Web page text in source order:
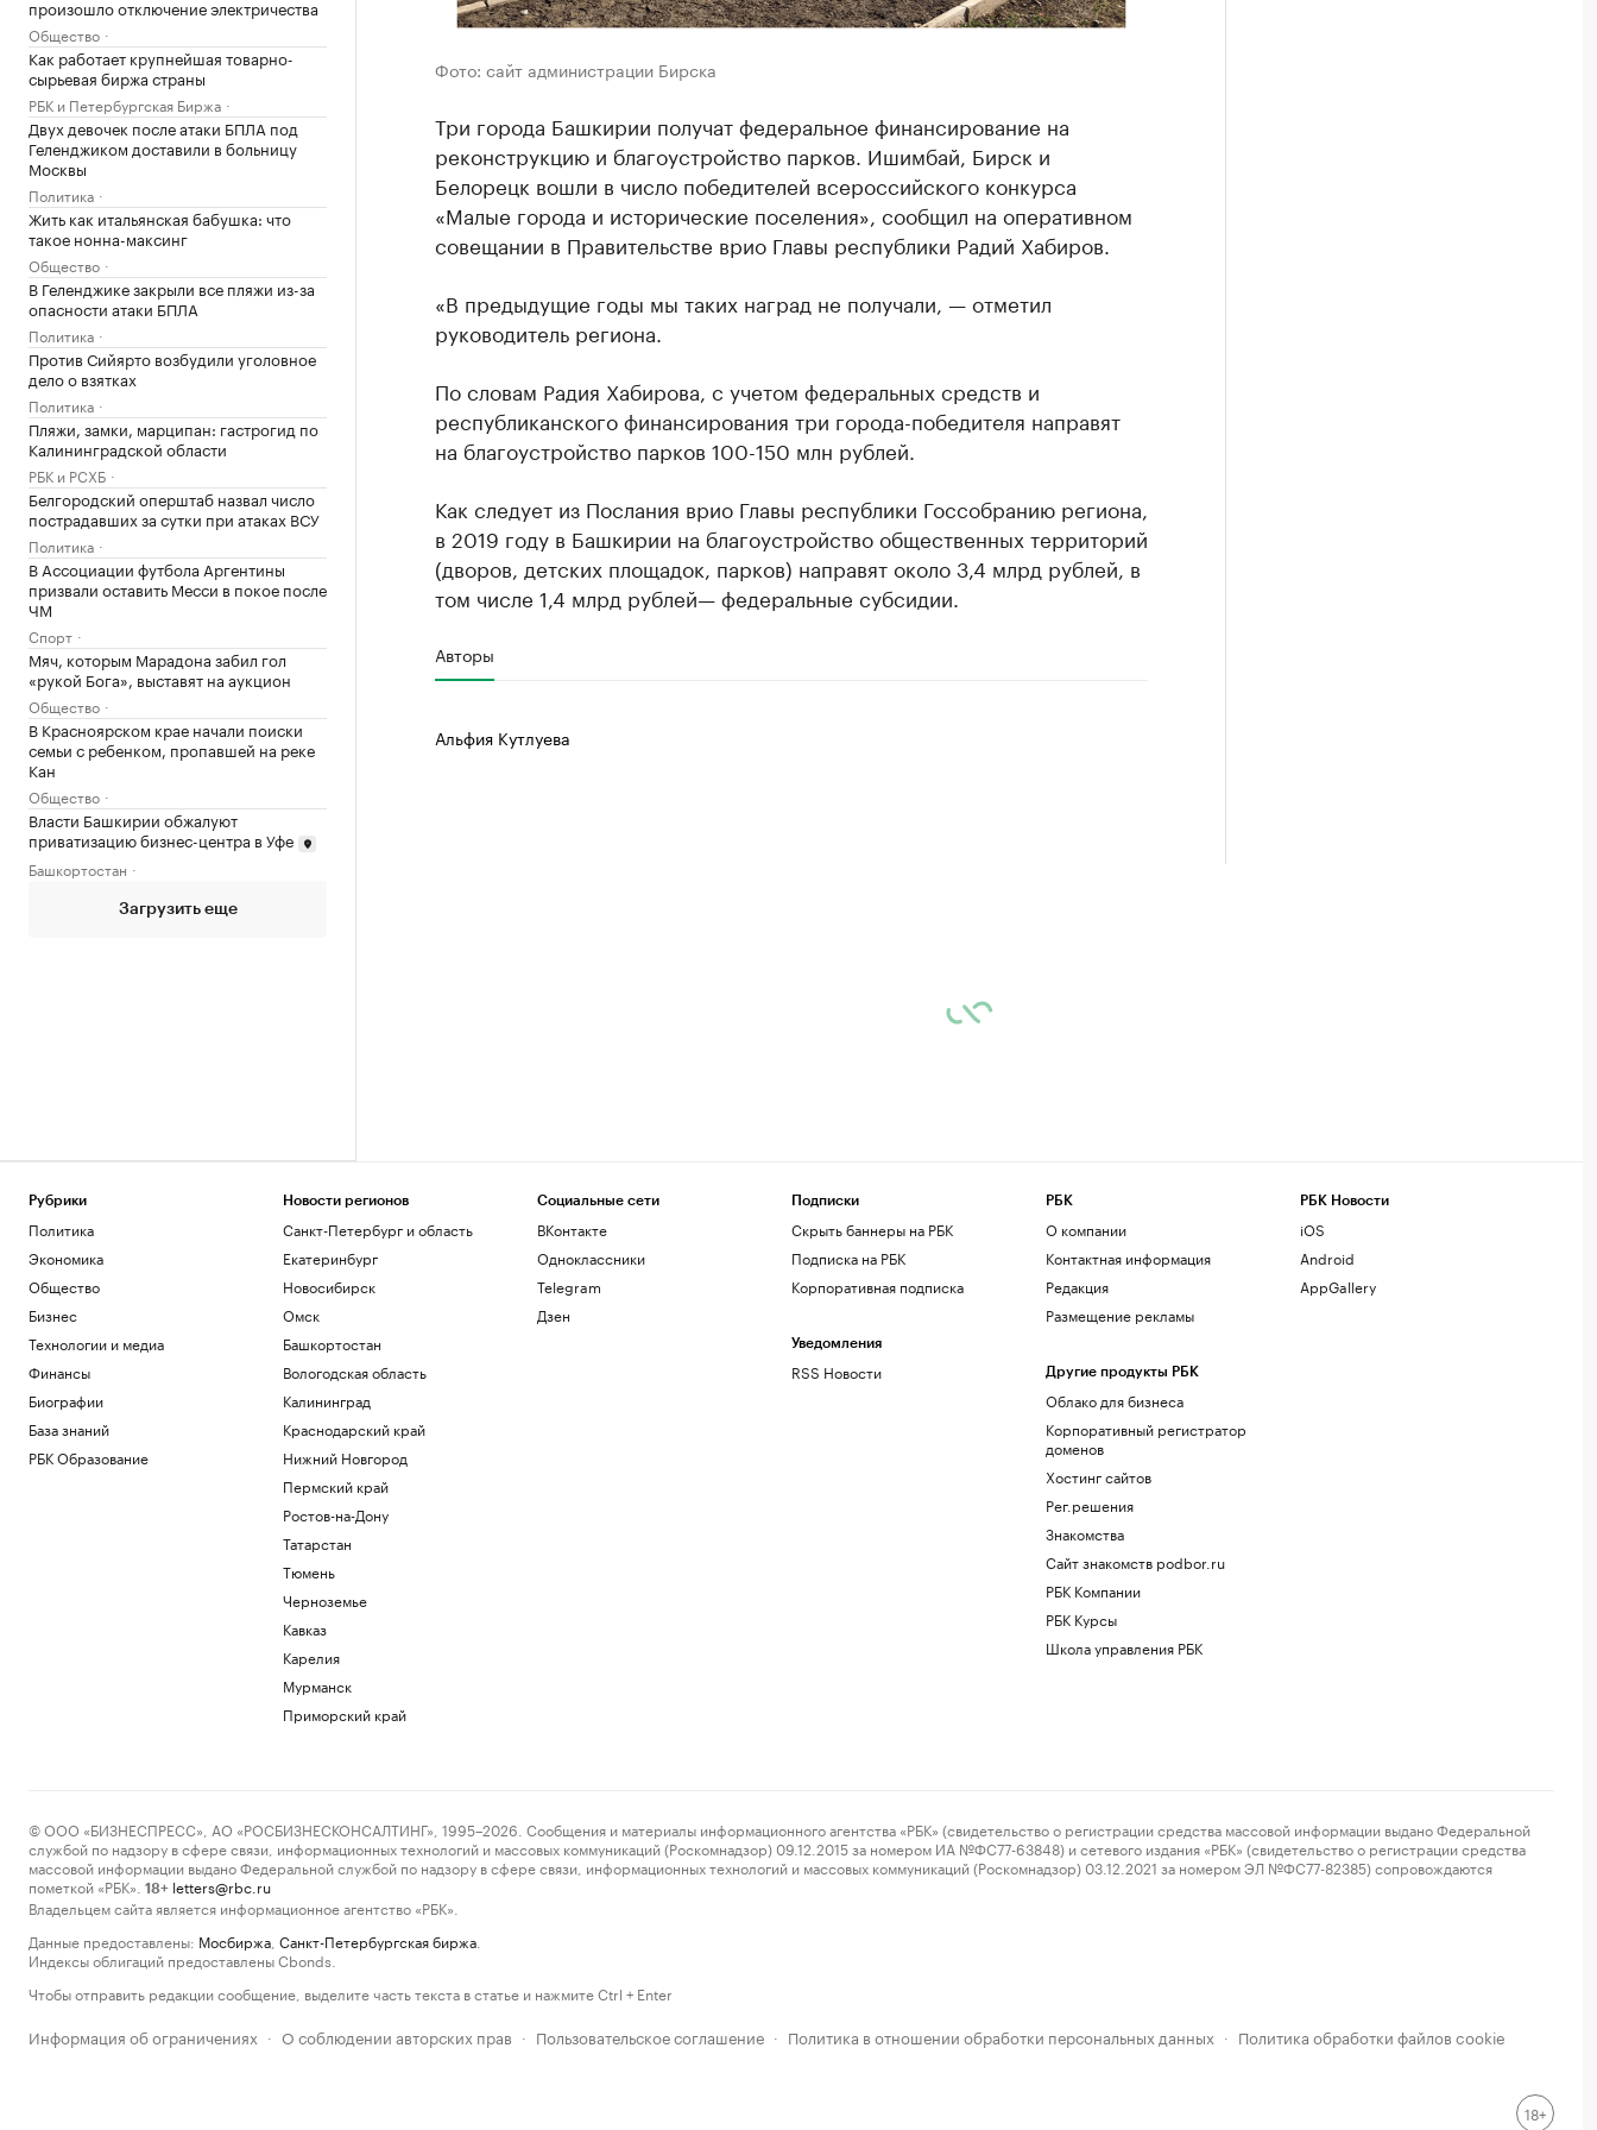
произошло отключение электричества
Общество
Как работает крупнейшая товарно-
сырьевая биржа страны
РБК и Петербургская Биржа
Двух девочек после атаки БПЛА под
Геленджиком доставили в больницу
Москвы
Политика
Жить как итальянская бабушка: что
такое нонна-максинг
Общество
В Геленджике закрыли все пляжи из-за
опасности атаки БПЛА
Политика
Против Сийярто возбудили уголовное
дело о взятках
Политика
Пляжи, замки, марципан: гастрогид по
Калининградской области
РБК и РСХБ
Белгородский оперштаб назвал число
пострадавших за сутки при атаках ВСУ
Политика
В Ассоциации футбола Аргентины
призвали оставить Месси в покое после
ЧМ
Спорт
Мяч, которым Марадона забил гол
«рукой Бога», выставят на аукцион
Общество
В Красноярском крае начали поиски
семьи с ребенком, пропавшей на реке
Кан
Общество
Власти Башкирии обжалуют
приватизацию бизнес-центра в Уфе
Башкортостан
Загрузить еще
Фото: сайт администрации Бирска
Три города Башкирии получат федеральное финансирование на
реконструкцию и благоустройство парков. Ишимбай, Бирск и
Белорецк вошли в число победителей всероссийского конкурса
«Малые города и исторические поселения», сообщил на оперативном
совещании в Правительстве врио Главы республики Радий Хабиров.
«В предыдущие годы мы таких наград не получали, — отметил
руководитель региона.
По словам Радия Хабирова, с учетом федеральных средств и
республиканского финансирования три города-победителя направят
на благоустройство парков 100-150 млн рублей.
Как следует из Послания врио Главы республики Госсобранию региона,
в 2019 году в Башкирии на благоустройство общественных территорий
(дворов, детских площадок, парков) направят около 3,4 млрд рублей, в
том числе 1,4 млрд рублей— федеральные субсидии.
Авторы
Альфия Кутлуева
Рубрики
Политика
Экономика
Общество
Бизнес
Технологии и медиа
Финансы
Биографии
База знаний
РБК Образование
Новости регионов
Санкт-Петербург и область
Екатеринбург
Новосибирск
Омск
Башкортостан
Вологодская область
Калининград
Краснодарский край
Нижний Новгород
Пермский край
Ростов-на-Дону
Татарстан
Тюмень
Черноземье
Кавказ
Карелия
Мурманск
Приморский край
Социальные сети
ВКонтакте
Одноклассники
Telegram
Дзен
Подписки
Скрыть баннеры на РБК
Подписка на РБК
Корпоративная подписка
Уведомления
RSS Новости
РБК
О компании
Контактная информация
Редакция
Размещение рекламы
Другие продукты РБК
Облако для бизнеса
Корпоративный регистратор
доменов
Хостинг сайтов
Рег.решения
Знакомства
Сайт знакомств podbor.ru
РБК Компании
РБК Курсы
Школа управления РБК
РБК Новости
iOS
Android
AppGallery
© ООО «БИЗНЕСПРЕСС», АО «РОСБИЗНЕСКОНСАЛТИНГ», 1995–2026. Сообщения и материалы информационного агентства «РБК» (свидетельство о регистрации средства массовой информации выдано Федеральной
службой по надзору в сфере связи, информационных технологий и массовых коммуникаций (Роскомнадзор) 09.12.2015 за номером ИА №ФС77-63848) и сетевого издания «РБК» (свидетельство о регистрации средства
массовой информации выдано Федеральной службой по надзору в сфере связи, информационных технологий и массовых коммуникаций (Роскомнадзор) 03.12.2021 за номером ЭЛ №ФС77-82385) сопровождаются
пометкой «РБК».
18+ letters@rbc.ru
Владельцем сайта является информационное агентство «РБК».
Данные предоставлены: Мосбиржа Санкт-Петербургская биржа
Индексы облигаций предоставлены Cbonds.
Чтобы отправить редакции сообщение, выделите часть текста в статье и нажмите Ctrl + Enter
Информация об ограничениях · О соблюдении авторских прав · Пользовательское соглашение · Политика в отношении обработки персональных данных · Политика обработки файлов cookie
18+